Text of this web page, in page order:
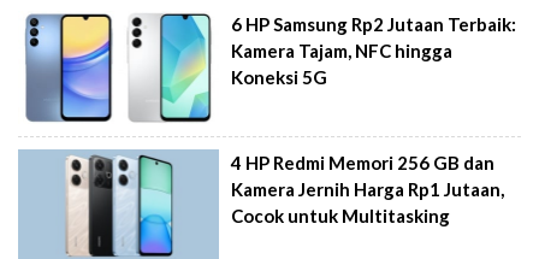
6 HP Samsung Rp2 Jutaan Terbaik:
Kamera Tajam, NFC hingga
Koneksi 5G
4 HP Redmi Memori 256 GB dan
Kamera Jernih Harga Rp1 Jutaan,
Cocok untuk Multitasking